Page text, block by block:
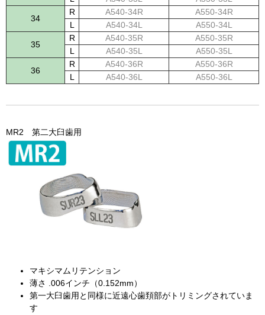
34
R A540-34R
A550-34R
L
A540-34L A550-34L
35
R A540-35R
A550-35R
L
A540-35L A550-35L
36
R A540-36R
A550-36R
L
A540-36L A550-36L
MR2 第二大臼歯用
マキシマムリテンション
薄さ .006インチ（0.152mm）
第一大臼歯用と同様に近遠心歯頚部がトリミングされていま
す